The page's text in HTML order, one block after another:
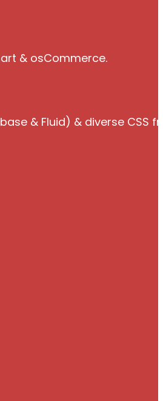
& osCommerce.
& Fluid) & diverse